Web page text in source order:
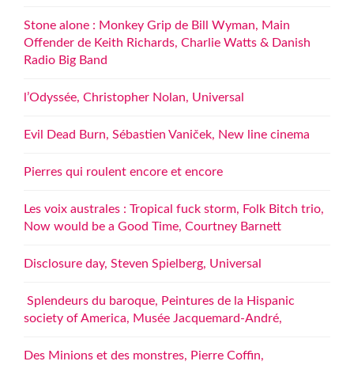
Stone alone : Monkey Grip de Bill Wyman, Main
Offender de Keith Richards, Charlie Watts & Danish
Radio Big Band
l’Odyssée, Christopher Nolan, Universal
Evil Dead Burn, Sébastien Vaniček, New line cinema
Pierres qui roulent encore et encore
Les voix australes : Tropical fuck storm, Folk Bitch trio,
Now would be a Good Time, Courtney Barnett
Disclosure day, Steven Spielberg, Universal
Splendeurs du baroque, Peintures de la Hispanic
society of America, Musée Jacquemard-André,
Des Minions et des monstres, Pierre Coffin,